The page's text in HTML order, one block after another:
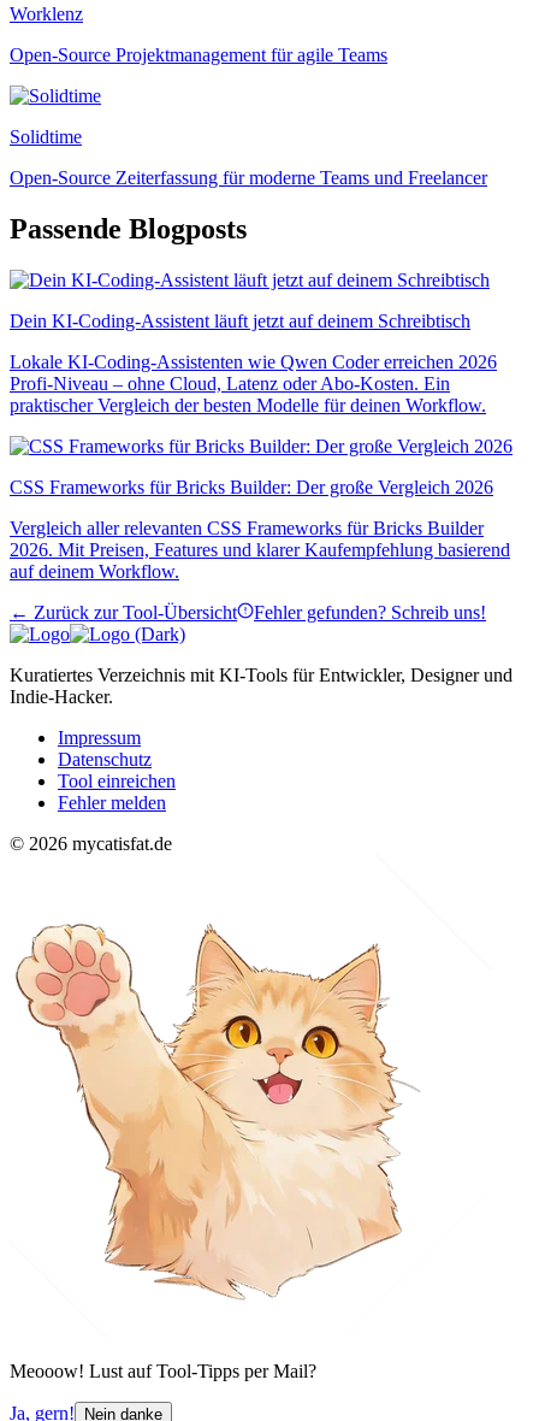
Worklenz
Open-Source Projektmanagement für agile Teams
Solidtime
Open-Source Zeiterfassung für moderne Teams und Freelancer
Passende Blogposts
Dein KI-Coding-Assistent läuft jetzt auf deinem Schreibtisch
Lokale KI-Coding-Assistenten wie Qwen Coder erreichen 2026
Profi-Niveau – ohne Cloud, Latenz oder Abo-Kosten. Ein
praktischer Vergleich der besten Modelle für deinen Workflow.
CSS Frameworks für Bricks Builder: Der große Vergleich 2026
Vergleich aller relevanten CSS Frameworks für Bricks Builder
2026. Mit Preisen, Features und klarer Kaufempfehlung basierend
auf deinem Workflow.
← Zurück zur Tool-Übersicht
Fehler gefunden? Schreib uns!
Kuratiertes Verzeichnis mit KI-Tools für Entwickler, Designer und
Indie-Hacker.
Impressum
Datenschutz
Tool einreichen
Fehler melden
© 2026 mycatisfat.de
Meooow! Lust auf Tool-Tipps per Mail?
Ja, gern! Nein danke